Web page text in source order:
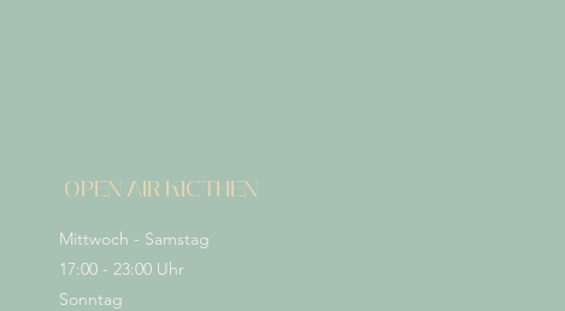
OPEN AIR KICTHEN
Mittwoch - Samstag
17:00 - 23:00 Uhr
Sonntag